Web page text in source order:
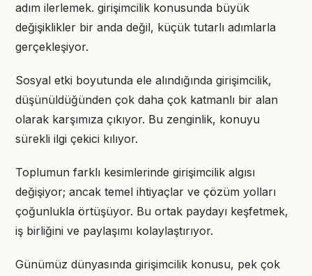
adım ilerlemek. girişimcilik konusunda büyük
değişiklikler bir anda değil, küçük tutarlı adımlarla
gerçekleşiyor.
Sosyal etki boyutunda ele alındığında girişimcilik,
düşünüldüğünden çok daha çok katmanlı bir alan
olarak karşımıza çıkıyor. Bu zenginlik, konuyu
sürekli ilgi çekici kılıyor.
Toplumun farklı kesimlerinde girişimcilik algısı
değişiyor; ancak temel ihtiyaçlar ve çözüm yolları
çoğunlukla örtüşüyor. Bu ortak paydayı keşfetmek,
iş birliğini ve paylaşımı kolaylaştırıyor.
Günümüz dünyasında girişimcilik konusu, pek çok